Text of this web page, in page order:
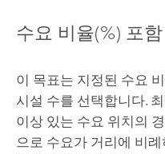
수요 비율(%) 포함
이 목표는 지정된 수요
시설 수를 선택합니다.
이상 있는 수요 위치의
으로 수요가 거리에 비